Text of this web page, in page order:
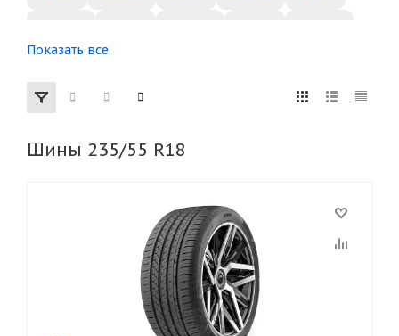
R22
155 165 185
285 295
40 45 45
Показать все
Шины 235/55 R18